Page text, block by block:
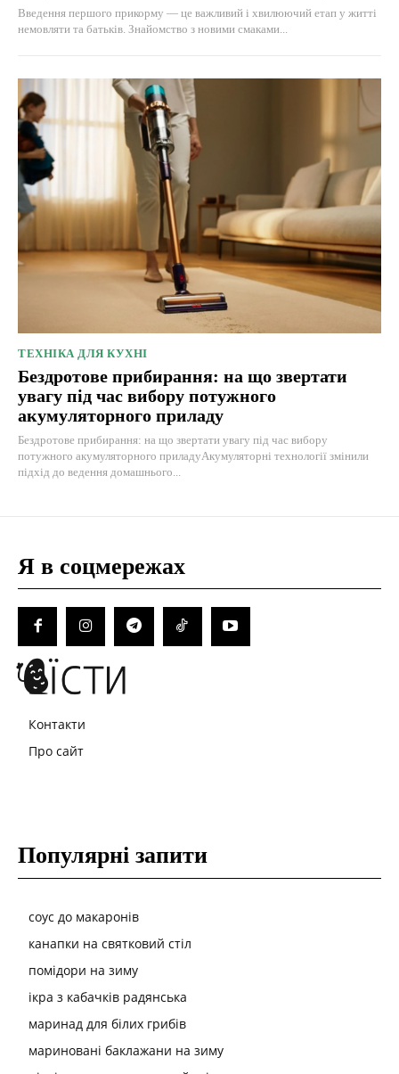
Введення першого прикорму — це важливий і хвилюючий етап у житті
немовляти та батьків. Знайомство з новими смаками...
ТЕХНІКА ДЛЯ КУХНІ
Бездротове прибирання: на що звертати
увагу під час вибору потужного
акумуляторного приладу
Бездротове прибирання: на що звертати увагу під час вибору
потужного акумуляторного приладуАкумуляторні технології змінили
підхід до ведення домашнього...
Я в соцмережах
Контакти
Про сайт
Популярні запити
соус до макаронів
канапки на святковий стіл
помідори на зиму
ікра з кабачків радянська
маринад для білих грибів
мариновані баклажани на зиму